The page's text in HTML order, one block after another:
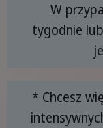
W
tygodnie
* Chcesz